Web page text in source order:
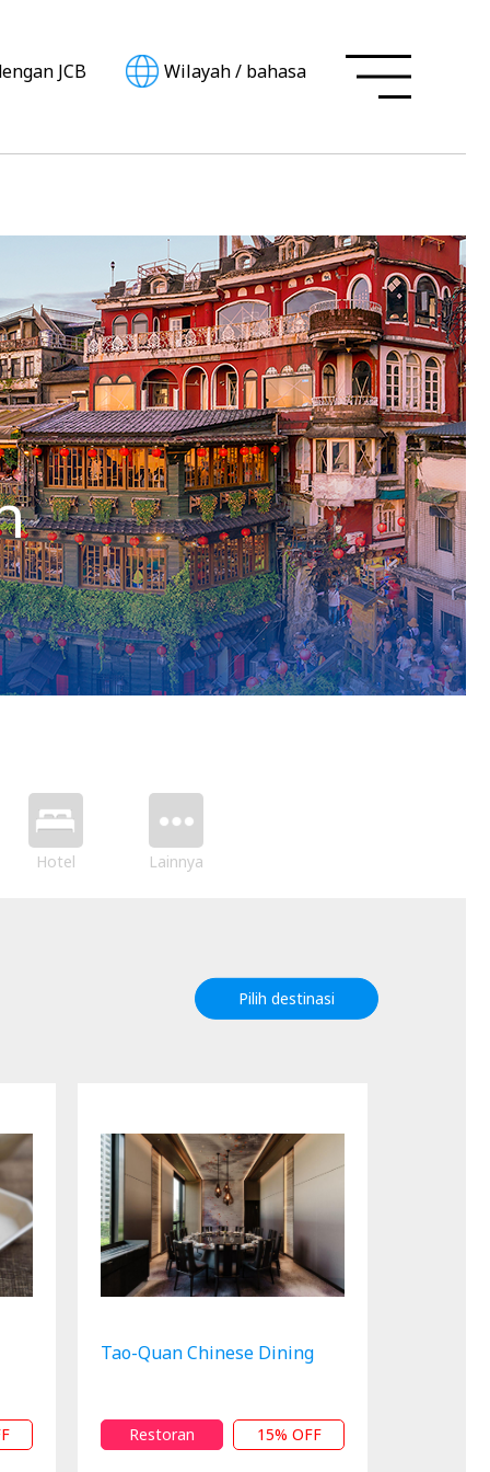
JCB Wilayah/ bahasa
Hotel Lainnya
Pilih destinasi
Tao-Quan Chinese Dining
Restoran 15% OFF